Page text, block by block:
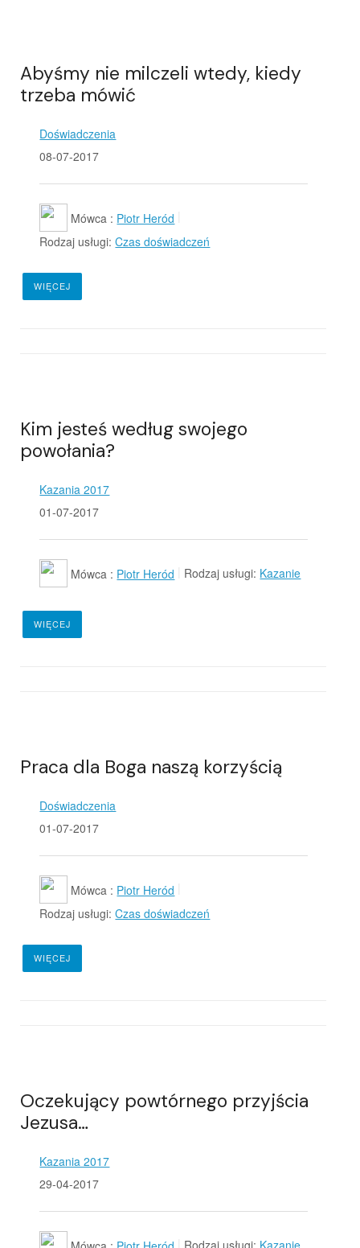
Abyśmy nie milczeli wtedy, kiedy
trzeba mówić
Doświadczenia
08-07-2017
Mówca : Piotr Heród
Rodzaj usługi: Czas doświadczeń
WIĘCEJ
Kim jesteś według swojego
powołania?
Kazania 2017
01-07-2017
Mówca : Piotr Heród Rodzaj usługi: Kazanie
WIĘCEJ
Praca dla Boga naszą korzyścią
Doświadczenia
01-07-2017
Mówca : Piotr Heród
Rodzaj usługi: Czas doświadczeń
WIĘCEJ
Oczekujący powtórnego przyjścia
Jezusa…
Kazania 2017
29-04-2017